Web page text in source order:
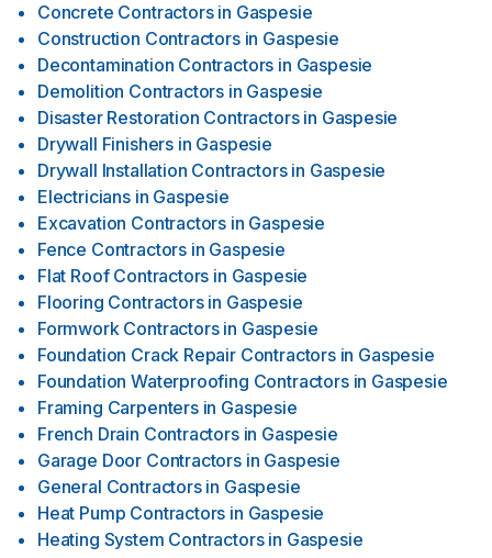
Concrete Contractors in Gaspesie
Construction Contractors in Gaspesie
Decontamination Contractors in Gaspesie
Demolition Contractors in Gaspesie
Disaster Restoration Contractors in Gaspesie
Drywall Finishers in Gaspesie
Drywall Installation Contractors in Gaspesie
Electricians in Gaspesie
Excavation Contractors in Gaspesie
Fence Contractors in Gaspesie
Flat Roof Contractors in Gaspesie
Flooring Contractors in Gaspesie
Formwork Contractors in Gaspesie
Foundation Crack Repair Contractors in Gaspesie
Foundation Waterproofing Contractors in Gaspesie
Framing Carpenters in Gaspesie
French Drain Contractors in Gaspesie
Garage Door Contractors in Gaspesie
General Contractors in Gaspesie
Heat Pump Contractors in Gaspesie
Heating System Contractors in Gaspesie